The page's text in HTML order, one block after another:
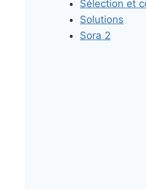
Sélection et
Solutions
Sora 2